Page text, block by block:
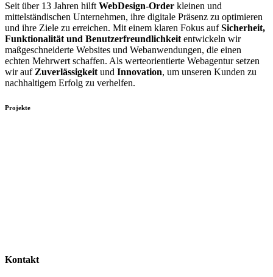
Seit über 13 Jahren hilft WebDesign-Order kleinen und
mittelständischen Unternehmen, ihre digitale Präsenz zu optimieren
und ihre Ziele zu erreichen. Mit einem klaren Fokus aufSicherheit,
Funktionalität und Benutzerfreundlichkeit entwickeln wir
maßgeschneiderte Websites und Webanwendungen, die einen
echten Mehrwert schaffen. Als werteorientierte Webagentur setzen
wir auf Zuverlässigkeit und Innovation, um unseren Kunden zu
nachhaltigem Erfolg zu verhelfen.
Projekte
Kontakt